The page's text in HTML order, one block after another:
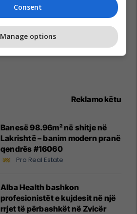
Reklamo këtu
Banesë 98.96m² në shitje në
Lakrishtë – banim modern pranë
qendrës #16060
Pro Real Estate
Alba Health bashkon
profesionistët e kujdesit në një
rrjet të përbashkët në Zvicër
Consent
Manage options